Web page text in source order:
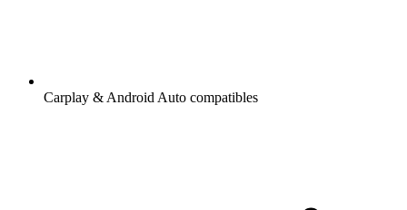
Carplay & Android Auto compatibles